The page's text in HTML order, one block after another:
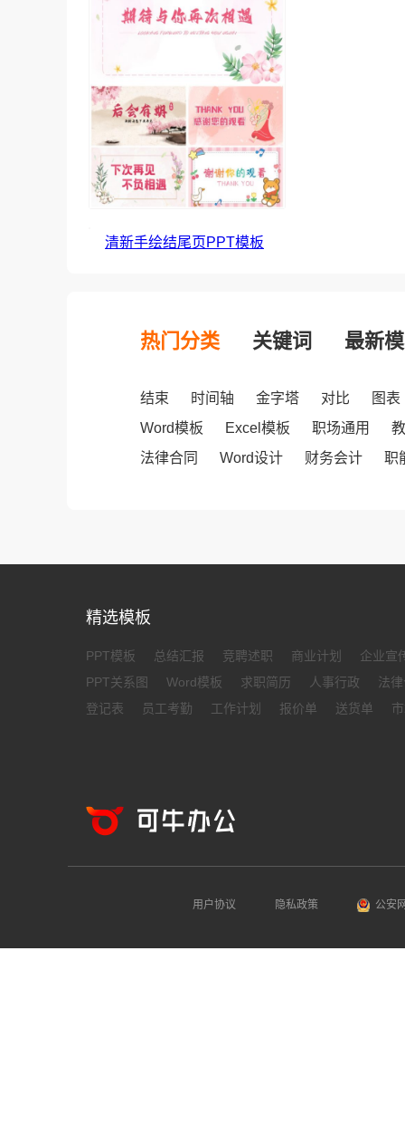
清新手绘结尾页PPT模板
热门分类 关键词 最新
结束 时间轴 金字塔 对比
图表
Word模板
Excel模板 职场通用
法律合同
Word设计 财务会计 职
精选模板
PPT模板 总结汇报 竞聘述职 商业计划
企业宣
PPT关系图
Word模板 求职简历 人事行政
法
登记表
员工考勤 工作计划 报价单 送货单
用户协议 隐私政策 公安